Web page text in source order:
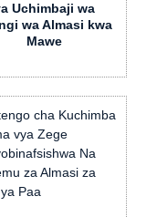
Uchimbaji wa
wa Almasi kwa
Mawe